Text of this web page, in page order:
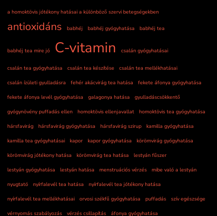
a homoktövis jótékony hatásai a különböző szervi betegségekben
antioxidáns babhéj babhéj gyógyhatása babhéj tea
babhéj tea mire jó C-vitamin csalán gyógyhatásai
csalán tea gyógyhatása csalán tea készítése
csalán tea mellékhatásai
csalán ízületi gyulladásra
fehér akácvirág tea hatása
fekete áfonya gyógyhatása
fekete áfonya levél gyógyhatása
galagonya hatása
gyulladáscsökkentő
gyógynövény puffadás ellen
homoktövis ellenjavallat
homoktövis tea gyógyhatása
hársfavirág
hársfavirág gyógyhatása hársfavirág szirup
kamilla gyógyhatása
kamilla tea gyógyhatásai
kapor kapor gyógyhatása
körömvirág gyógyhatása
körömvirág jótékony hatása
körömvirág tea hatása
lestyán fűszer
lestyán gyógyhatása
lestyán hatása menstruációs vérzés
mibe való a lestyán
nyugtató
nyírfalevél tea hatása
nyírfalevél tea jótékony hatása
nyírfalevél tea mellékhatásai
orvosi székfű gyógyhatása puffadás
szív egészsége
vérnyomás szabályozás
vérzés csillapítás áfonya gyógyhatása